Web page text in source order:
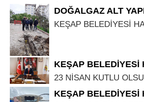
DOĞALGAZ ALT
KEŞAP BELEDİYESİ
KEŞAP BELEDİYESİ
23 NİSAN KUTLU
KEŞAP BELEDİYESİ